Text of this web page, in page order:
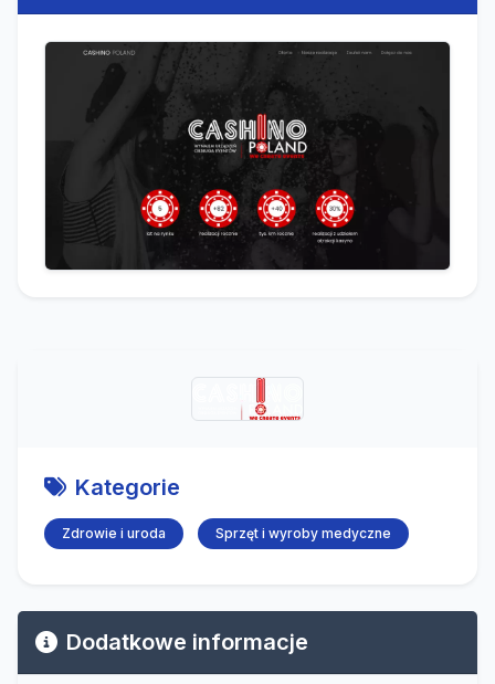
Kategorie
Zdrowie i uroda Sprzęt i wyroby medyczne
Dodatkowe informacje